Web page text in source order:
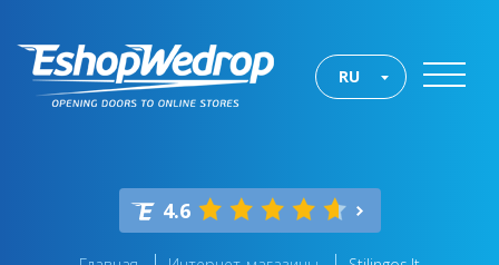
RU
4.6